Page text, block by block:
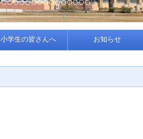
小学生の皆さんへ お知らせ